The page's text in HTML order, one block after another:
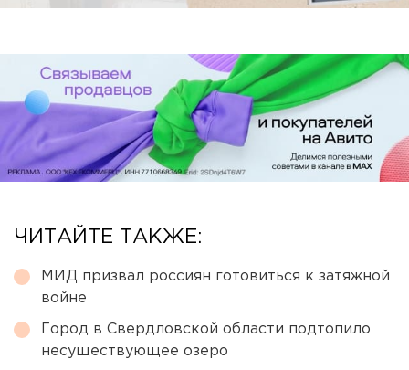
ЧИТАЙТЕ ТАКЖЕ:
МИД призвал россиян готовиться к затяжной
войне
Город в Свердловской области подтопило
несуществующее озеро